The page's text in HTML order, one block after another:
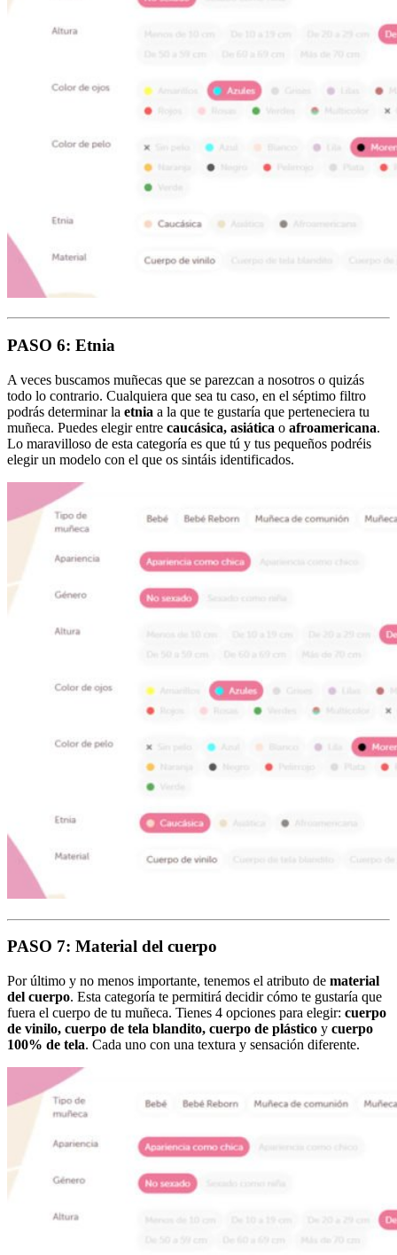
PASO 6: Etnia
A veces buscamos muñecas que se parezcan a nosotros o quizás
todo lo contrario. Cualquiera que sea tu caso, en el séptimo filtro
podrás determinar la etnia a la que te gustaría que perteneciera tu
muñeca. Puedes elegir entre caucásica, asiática o afroamericana.
Lo maravilloso de esta categoría es que tú y tus pequeños podréis
elegir un modelo con el que os sintáis identificados.
PASO 7: Material del cuerpo
Por último y no menos importante, tenemos el atributo de material
del cuerpo. Esta categoría te permitirá decidir cómo te gustaría que
fuera el cuerpo de tu muñeca. Tienes 4 opciones para elegir: cuerpo
de vinilo, cuerpo de tela blandito, cuerpo de plástico y cuerpo
100% de tela. Cada uno con una textura y sensación diferente.